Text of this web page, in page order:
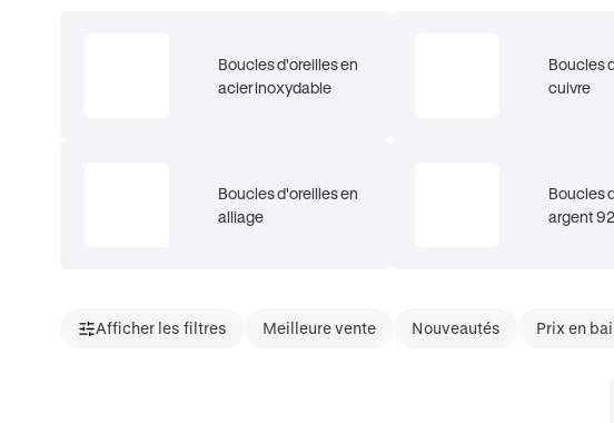
Boucles d'oreilles en
acier inoxydable
Boucles d'oreilles en
alliage
Boucles
cuivre
Boucles
argent
Afficher les filtres Meilleure vente Nouveautés Prix en